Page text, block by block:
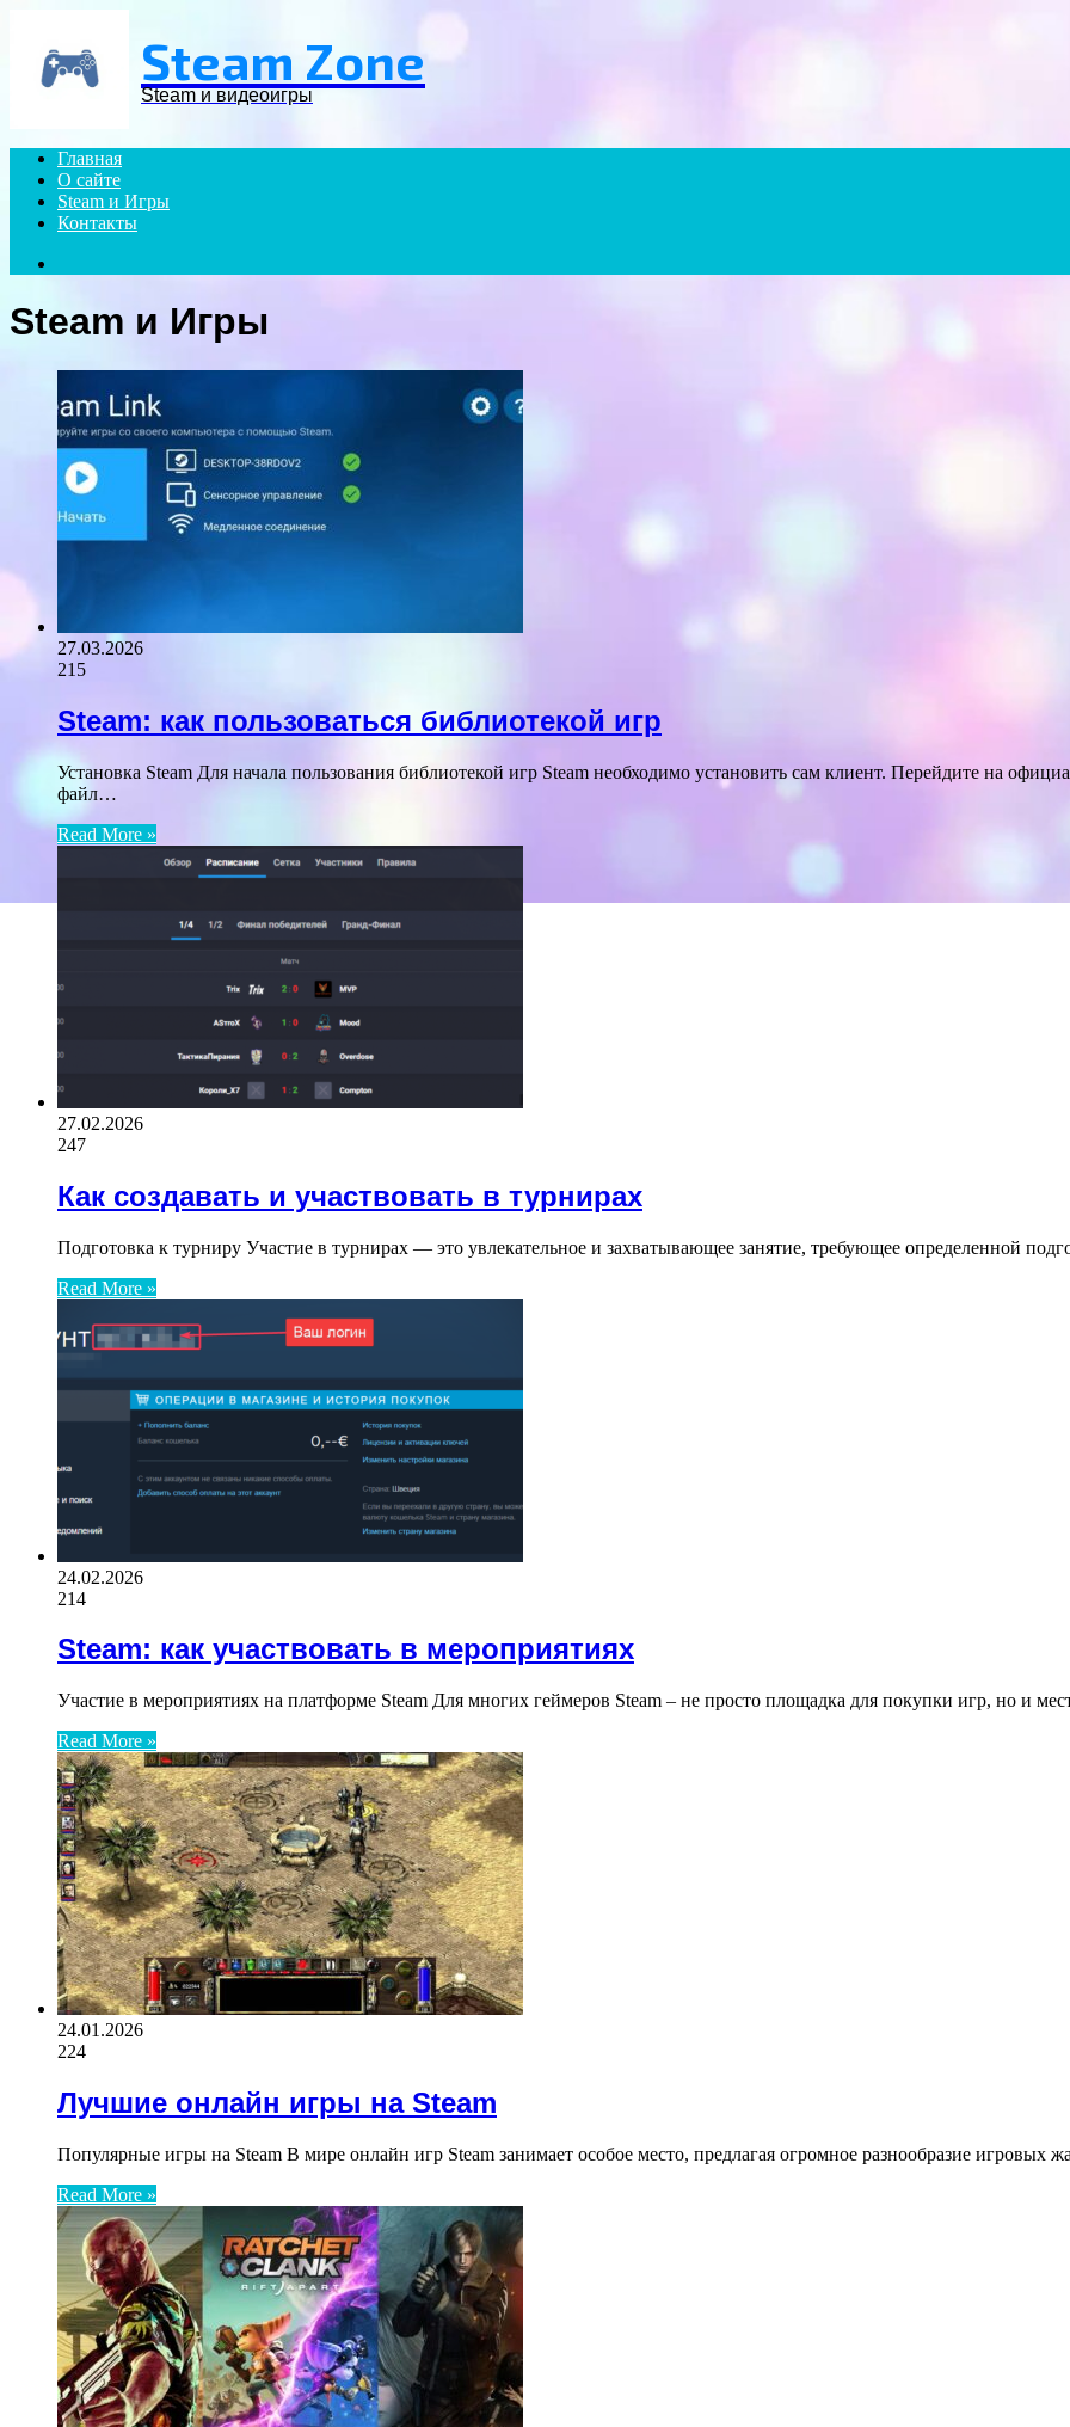
Steam Zone
Steam и видеоигры
Главная
О сайте
Steam и Игры
Контакты
Steam и Игры
27.03.2026
215
Steam: как пользоваться библиотекой игр
Установка Steam Для начала пользования библиотекой игр Steam необходимо установить сам клиент. Перейдите на
файл…
Read More »
27.02.2026
247
Как создавать и участвовать в турнирах
Подготовка к турниру Участие в турнирах — это увлекательное и захватывающее занятие, требующее определенной
Read More »
24.02.2026
214
Steam: как участвовать в мероприятиях
Участие в мероприятиях на платформе Steam Для многих геймеров Steam – не просто площадка для покупки игр, но и
Read More »
24.01.2026
224
Лучшие онлайн игры на Steam
Популярные игры на Steam В мире онлайн игр Steam занимает особое место, предлагая огромное разнообразие игровых
Read More »